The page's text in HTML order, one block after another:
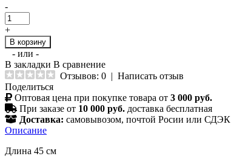
-
+
В корзину
- или -
В закладки В сравнение
Отзывов: 0 | Написать отзыв
Поделиться
Оптовая цена при покупке товара от 3 000 руб.
При заказе от 10 000 руб. доставка бесплатная
Доставка: самовывозом, почтой Росии или СДЭК
Описание
Длина 45 см